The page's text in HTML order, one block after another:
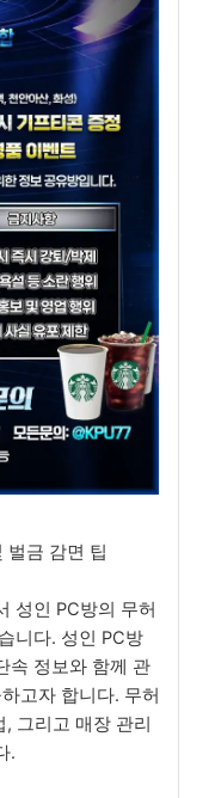
벌금 감면 팁
성인 PC방의 무허
니다. 성인 PC방
속 정보와 함께 관
고자 합니다. 무허
그리고 매장 관리
.